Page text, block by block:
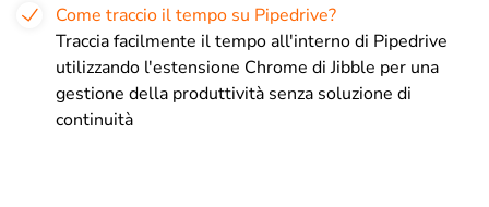
Come traccio il tempo su Pipedrive?
Traccia facilmente il tempo all'interno di Pipedrive
utilizzando l'estensione Chrome di Jibble per una
gestione della produttività senza soluzione di
continuità